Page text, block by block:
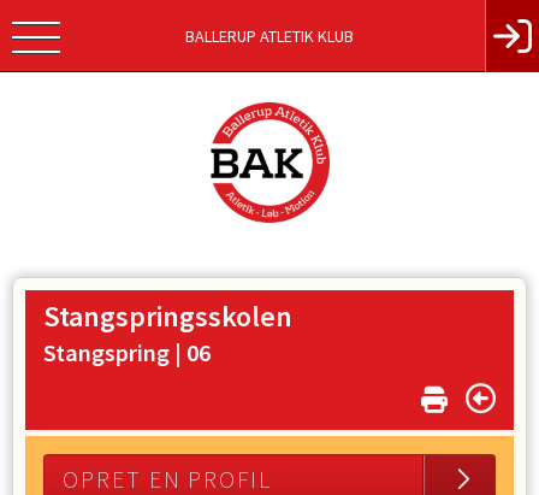
BALLERUP ATLETIK KLUB
Stangspringsskolen
Stangspring | 06
OPRET EN PROFIL